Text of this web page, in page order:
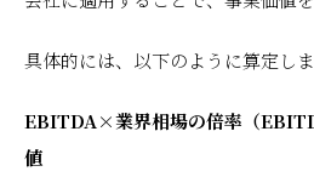
具体的には、以下のように算定しま
EBITDA×業界相場の倍率（
値